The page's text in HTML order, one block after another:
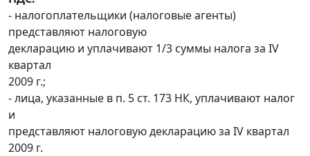
- налогоплательщики (налоговые агенты)
представляют налоговую
декларацию и уплачивают 1/3 суммы налога за IV
квартал
2009 г.;
- лица, указанные в п. 5 ст. 173 НК, уплачивают налог
и
представляют налоговую декларацию за IV квартал
2009 г.